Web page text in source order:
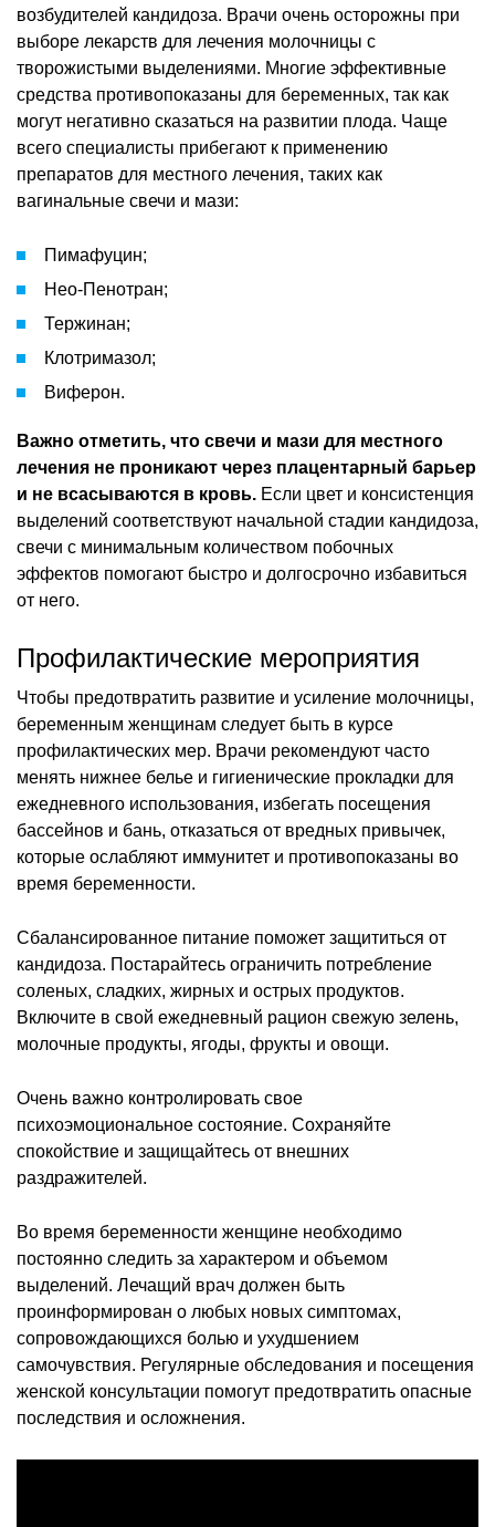
возбудителей кандидоза. Врачи очень осторожны при
выборе лекарств для лечения молочницы с
творожистыми выделениями. Многие эффективные
средства противопоказаны для беременных, так как
могут негативно сказаться на развитии плода. Чаще
всего специалисты прибегают к применению
препаратов для местного лечения, таких как
вагинальные свечи и мази:
Пимафуцин;
Нео-Пенотран;
Тержинан;
Клотримазол;
Виферон.
Важно отметить, что свечи и мази для местного
лечения не проникают через плацентарный барьер
и не всасываются в кровь. Если цвет и консистенция
выделений соответствуют начальной стадии кандидоза,
свечи с минимальным количеством побочных
эффектов помогают быстро и долгосрочно избавиться
от него.
Профилактические мероприятия
Чтобы предотвратить развитие и усиление молочницы,
беременным женщинам следует быть в курсе
профилактических мер. Врачи рекомендуют часто
менять нижнее белье и гигиенические прокладки для
ежедневного использования, избегать посещения
бассейнов и бань, отказаться от вредных привычек,
которые ослабляют иммунитет и противопоказаны во
время беременности.
Сбалансированное питание поможет защититься от
кандидоза. Постарайтесь ограничить потребление
соленых, сладких, жирных и острых продуктов.
Включите в свой ежедневный рацион свежую зелень,
молочные продукты, ягоды, фрукты и овощи.
Очень важно контролировать свое
психоэмоциональное состояние. Сохраняйте
спокойствие и защищайтесь от внешних
раздражителей.
Во время беременности женщине необходимо
постоянно следить за характером и объемом
выделений. Лечащий врач должен быть
проинформирован о любых новых симптомах,
сопровождающихся болью и ухудшением
самочувствия. Регулярные обследования и посещения
женской консультации помогут предотвратить опасные
последствия и осложнения.